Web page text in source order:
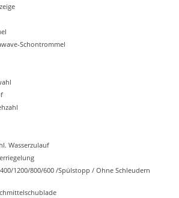
Schontrommel
Wasserzulauf
1200/800/600 /Spülstopp / Ohne Schleudern